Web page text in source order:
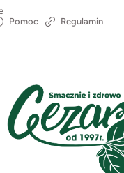
Pomoc Regulamin